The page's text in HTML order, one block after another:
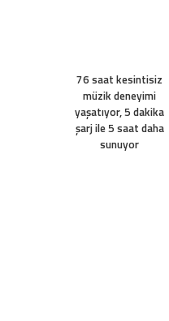
76 saat kesintisiz
müzik deneyimi
yaşatıyor, 5 dakika
şarj ile 5 saat daha
sunuyor